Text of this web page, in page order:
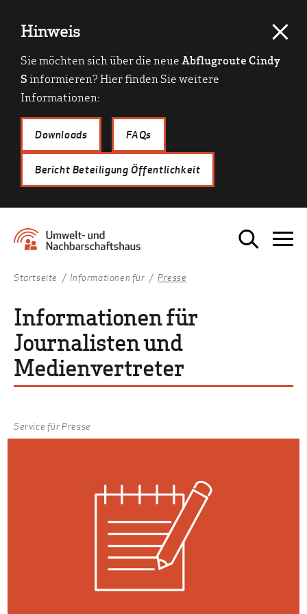
Hinweis
Sie möchten sich über die neueAbflugroute Cindy
Sinformieren? Hier finden Sie weitere
Informationen:
Downloads FAQs
Bericht Beteiligung Öffentlichkeit
Startseite Informationen für Presse
Informationen für
Journalisten und
Medienvertreter
Service für Presse